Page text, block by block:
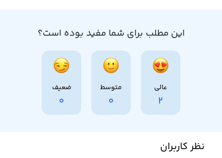
این مطلب برای شما مفید بوده است؟
عالی
2
متوسط
0
ضعیف
0
نظر کاربران